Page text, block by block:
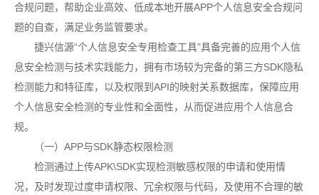
合规问题，帮助企业高效、低成本地开展APP个人信息安全合规问
题的自查，满足业务监管要求。
捷兴信源“个人信息安全专用检查工具”具备完善的应用个人信
息安全检测与技术实践能力，拥有市场较为完备的第三方SDK隐私
检测能力和特征库，以及权限到API的映射关系数据库，保障应用
个人信息安全检测的专业性和全面性，从而促进应用个人信息合
规。
（一）APP与SDK静态权限检测
检测通过上传APK\SDK实现检测敏感权限的申请和使用情
况，及时发现过度申请权限、冗余权限与代码，及使用不合理的敏